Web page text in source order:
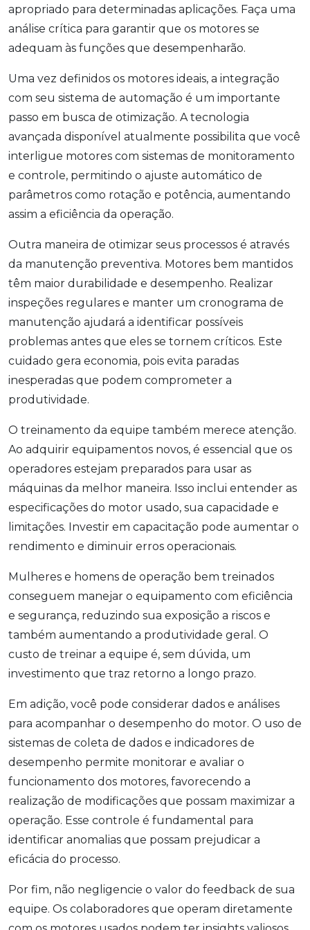
apropriado para determinadas aplicações. Faça uma
análise crítica para garantir que os motores se
adequam às funções que desempenharão.
Uma vez definidos os motores ideais, a integração
com seu sistema de automação é um importante
passo em busca de otimização. A tecnologia
avançada disponível atualmente possibilita que você
interligue motores com sistemas de monitoramento
e controle, permitindo o ajuste automático de
parâmetros como rotação e potência, aumentando
assim a eficiência da operação.
Outra maneira de otimizar seus processos é através
da manutenção preventiva. Motores bem mantidos
têm maior durabilidade e desempenho. Realizar
inspeções regulares e manter um cronograma de
manutenção ajudará a identificar possíveis
problemas antes que eles se tornem críticos. Este
cuidado gera economia, pois evita paradas
inesperadas que podem comprometer a
produtividade.
O treinamento da equipe também merece atenção.
Ao adquirir equipamentos novos, é essencial que os
operadores estejam preparados para usar as
máquinas da melhor maneira. Isso inclui entender as
especificações do motor usado, sua capacidade e
limitações. Investir em capacitação pode aumentar o
rendimento e diminuir erros operacionais.
Mulheres e homens de operação bem treinados
conseguem manejar o equipamento com eficiência
e segurança, reduzindo sua exposição a riscos e
também aumentando a produtividade geral. O
custo de treinar a equipe é, sem dúvida, um
investimento que traz retorno a longo prazo.
Em adição, você pode considerar dados e análises
para acompanhar o desempenho do motor. O uso de
sistemas de coleta de dados e indicadores de
desempenho permite monitorar e avaliar o
funcionamento dos motores, favorecendo a
realização de modificações que possam maximizar a
operação. Esse controle é fundamental para
identificar anomalias que possam prejudicar a
eficácia do processo.
Por fim, não negligencie o valor do feedback de sua
equipe. Os colaboradores que operam diretamente